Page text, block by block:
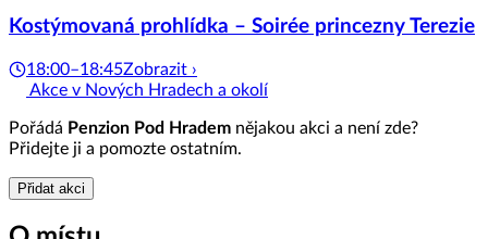
Kostýmovaná prohlídka – Soirée princezny Terezie
18:00–18:45Zobrazit ›
Akce v Nových Hradech a okolí
Pořádá Penzion Pod Hradem nějakou akci a není zde?
Přidejte ji a pomozte ostatním.
Přidat akci